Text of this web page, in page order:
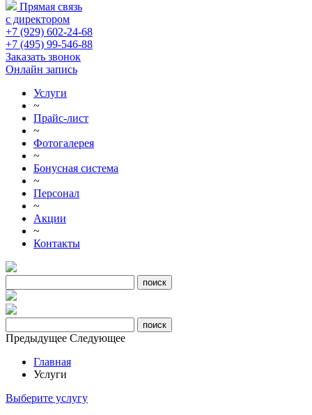
Прямая связь
с директором
+7 (929) 602-24-68
+7 (495) 99-546-88
Заказать звонок
Онлайн запись
Услуги
~
Прайс-лист
~
Фотогалерея
~
Бонусная система
~
Персонал
~
Акции
~
Контакты
Предыдущее Следующее
Главная
Услуги
Выберите услугу